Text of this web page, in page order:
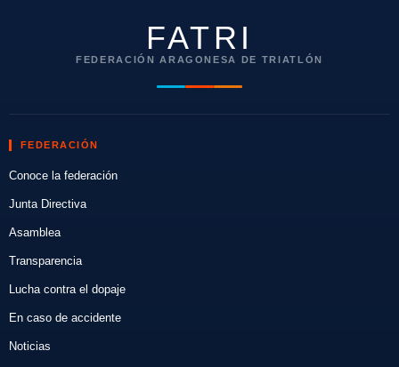
FATRI
FEDERACIÓN ARAGONESA DE TRIATLÓN
FEDERACIÓN
Conoce la federación
Junta Directiva
Asamblea
Transparencia
Lucha contra el dopaje
En caso de accidente
Noticias